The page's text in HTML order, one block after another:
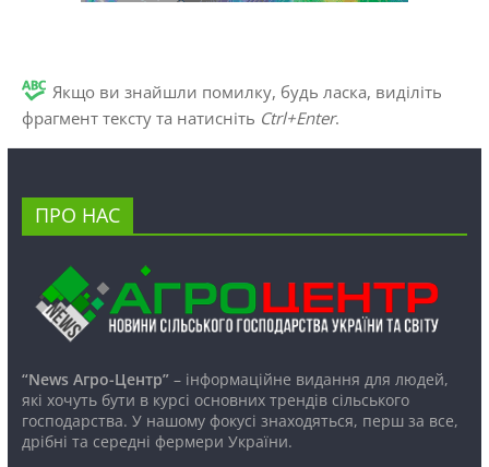
Якщо ви знайшли помилку, будь ласка, виділіть
фрагмент тексту та натисніть Ctrl+Enter.
ПРО НАС
“News Агро-Центр”– інформаційне видання для людей,
які хочуть бути в курсі основних трендів сільського
господарства. У нашому фокусі знаходяться, перш за все,
дрібні та середні фермери України.